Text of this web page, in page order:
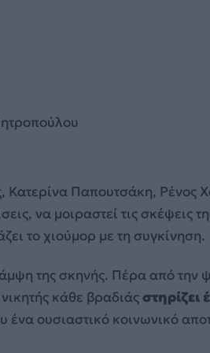
Παπουτσάκη, Ρένος
να μοιραστεί τις σκέψεις
το χιούμορ με τη συγκίνηση.
της σκηνής. Πέρα από την
κάθε βραδιάςστηρίζει
ένα ουσιαστικό κοινωνικό